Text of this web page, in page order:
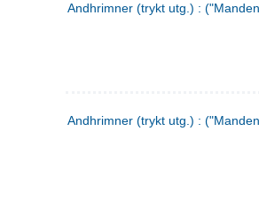
Andhrimner (trykt utg.) :
Andhrimner (trykt utg.) :